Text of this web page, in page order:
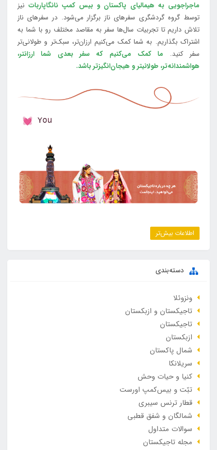
ماجراجویی به هیمالیای پاکستان و بیس کمپ نانگاپاربات نیز
توسط گروه گردشگری سفرهای ناز برگزار می‌شود. در سفرهای ناز
تلاش داریم تا تجربیات سال‌ها سفر به مقاصد مختلف رو با شما به
اشتراک بگذاریم. به شما کمک می‌کنیم ارزان‌تر، سبک‌تر و طولانی‌تر
سفر کنید. ما کمک می‌کنیم که سفر بعدی شما ارزانتر،
هواشمندانه‌تر، طولانی‎تر و هیجان‌انگیزتر باشد.
اطلاعات بیش‌تر
دسته‌بندی
ونزوئلا
تاجیکستان و ازبکستان
تاجیکستان
ازبکستان
شمال پاکستان
سریلانکا
کنیا و حیات وحش
تبّت و بیس‌کمپ اورست
قطار ترنس سیبری
شمالگان و شفق قطبی
سوالات متداول
مجله تاجیکستان